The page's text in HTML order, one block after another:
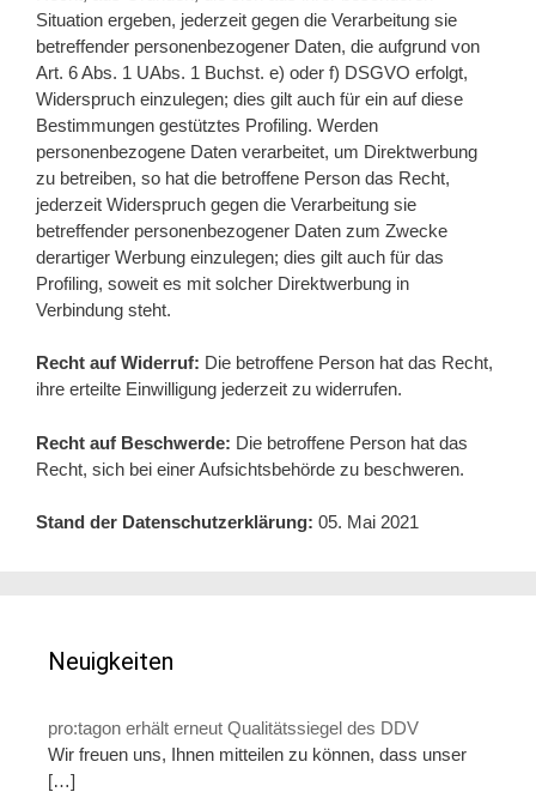
Situation ergeben, jederzeit gegen die Verarbeitung sie
betreffender personenbezogener Daten, die aufgrund von
Art. 6 Abs. 1 UAbs. 1 Buchst. e) oder f) DSGVO erfolgt,
Widerspruch einzulegen; dies gilt auch für ein auf diese
Bestimmungen gestütztes Profiling. Werden
personenbezogene Daten verarbeitet, um Direktwerbung
zu betreiben, so hat die betroffene Person das Recht,
jederzeit Widerspruch gegen die Verarbeitung sie
betreffender personenbezogener Daten zum Zwecke
derartiger Werbung einzulegen; dies gilt auch für das
Profiling, soweit es mit solcher Direktwerbung in
Verbindung steht.
Recht auf Widerruf: Die betroffene Person hat das Recht,
ihre erteilte Einwilligung jederzeit zu widerrufen.
Recht auf Beschwerde: Die betroffene Person hat das
Recht, sich bei einer Aufsichtsbehörde zu beschweren.
Stand der Datenschutzerklärung: 05. Mai 2021
Neuigkeiten
pro:tagon erhält erneut Qualitätssiegel des DDV
Wir freuen uns, Ihnen mitteilen zu können, dass unser
[…]